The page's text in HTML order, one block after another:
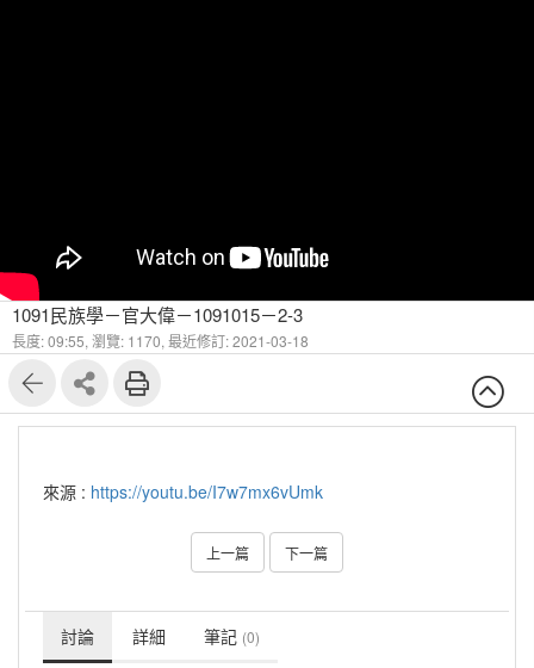
1091民族學－官大偉－1091015－2-3
長度: 09:55, 瀏覽: 1170, 最近修訂: 2021-03-18
來源 : https://youtu.be/I7w7mx6vUmk
上一篇 下一篇
討論 詳細 筆記 (0)